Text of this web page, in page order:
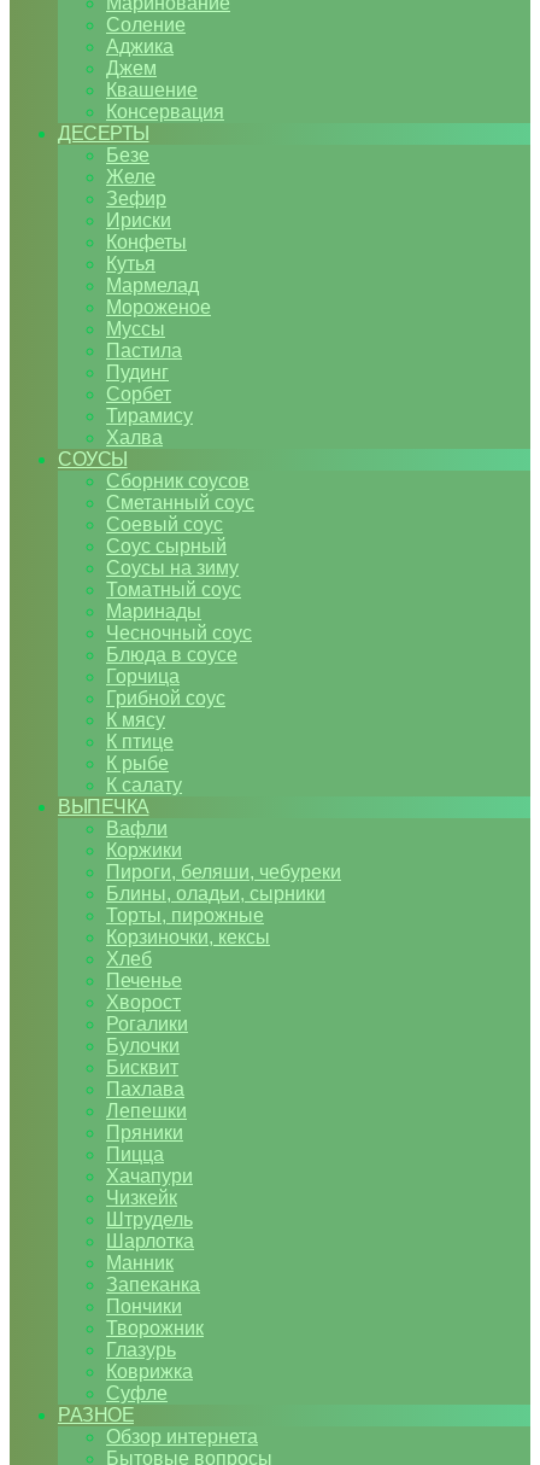
Соление
Аджика
Джем
Квашение
Консервация
ДЕСЕРТЫ
Безе
Желе
Зефир
Ириски
Конфеты
Кутья
Мармелад
Мороженое
Муссы
Пастила
Пудинг
Сорбет
Тирамису
Халва
СОУСЫ
Сборник соусов
Сметанный соус
Соевый соус
Соус сырный
Соусы на зиму
Томатный соус
Маринады
Чесночный соус
Блюда в соусе
Горчица
Грибной соус
К мясу
К птице
К рыбе
К салату
ВЫПЕЧКА
Вафли
Коржики
Пироги, беляши, чебуреки
Блины, оладьи, сырники
Торты, пирожные
Корзиночки, кексы
Хлеб
Печенье
Хворост
Рогалики
Булочки
Бисквит
Пахлава
Лепешки
Пряники
Пицца
Хачапури
Чизкейк
Штрудель
Шарлотка
Манник
Запеканка
Пончики
Творожник
Глазурь
Коврижка
Суфле
РАЗНОЕ
Обзор интернета
Бытовые вопросы